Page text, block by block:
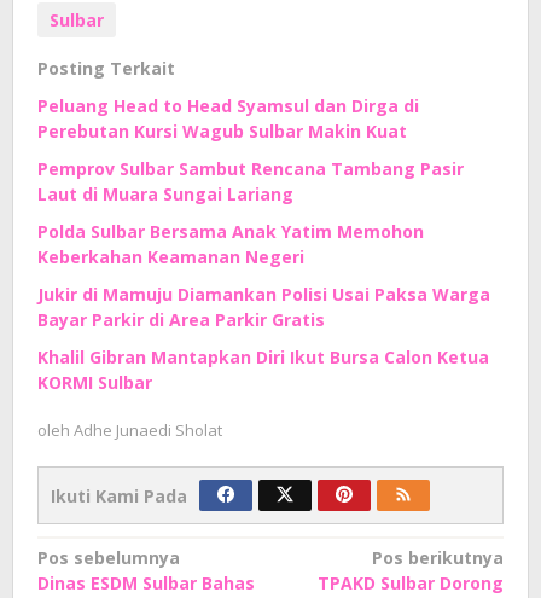
Sulbar
Posting Terkait
Peluang Head to Head Syamsul dan Dirga di
Perebutan Kursi Wagub Sulbar Makin Kuat
Pemprov Sulbar Sambut Rencana Tambang Pasir
Laut di Muara Sungai Lariang
Polda Sulbar Bersama Anak Yatim Memohon
Keberkahan Keamanan Negeri
Jukir di Mamuju Diamankan Polisi Usai Paksa Warga
Bayar Parkir di Area Parkir Gratis
Khalil Gibran Mantapkan Diri Ikut Bursa Calon Ketua
KORMI Sulbar
oleh Adhe Junaedi Sholat
Ikuti Kami Pada
Navigasi
Pos sebelumnya
Dinas ESDM Sulbar Bahas
Pos berikutnya
TPAKD Sulbar Dorong